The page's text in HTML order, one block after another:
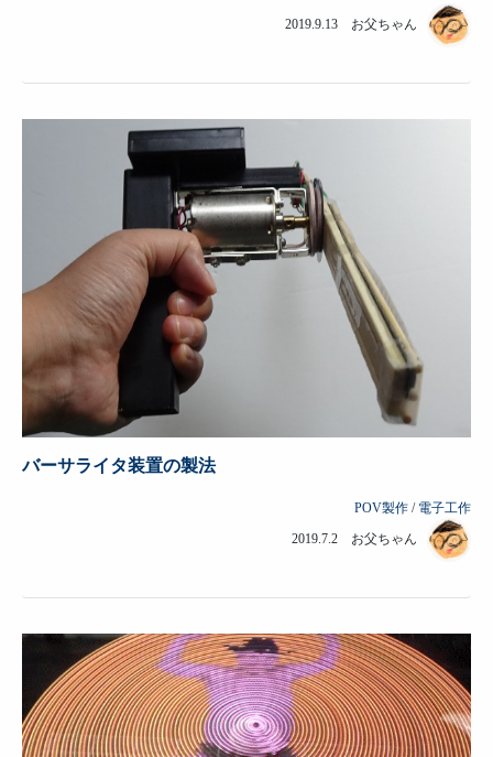
2019.9.13 お父ちゃん
バーサライタ装置の製法
POV製作 / 電子工作
2019.7.2 お父ちゃん